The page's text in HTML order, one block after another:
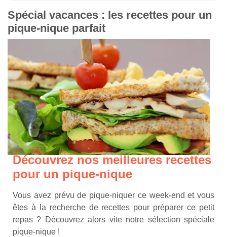
Spécial vacances : les recettes pour un
pique-nique parfait
Découvrez nos meilleures recettes
pour un pique-nique
Vous avez prévu de pique-niquer ce week-end et vous
êtes à la recherche de recettes pour préparer ce petit
repas ? Découvrez alors vite notre sélection spéciale
pique-nique !